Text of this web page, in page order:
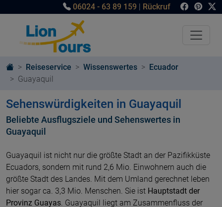
06024 - 63 89 159 | Rückruf
Reiseservice Wissenswertes
Ecuador
Guayaquil
Sehenswürdigkeiten in Guayaquil
Beliebte Ausflugsziele und Sehenswertes in
Guayaquil
Guayaquil ist nicht nur die größte Stadt an der Pazifikküste
Ecuadors, sondern mit rund 2,6 Mio. Einwohnern auch die
größte Stadt des Landes. Mit dem Umland gerechnet leben
hier sogar ca. 3,3 Mio. Menschen. Sie ist Hauptstadt der
Provinz Guayas. Guayaquil liegt am Zusammenfluss der